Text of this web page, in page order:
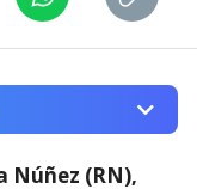
Núñez (RN),